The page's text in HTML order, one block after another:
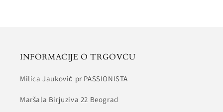
INFORMACIJE O TRGOVCU
Milica Jauković pr PASSIONISTA
Maršala Birjuziva 22 Beograd